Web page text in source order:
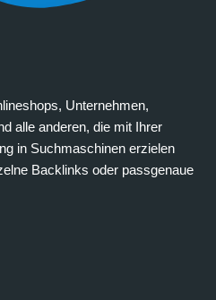
Unternehmen,
alle anderen, die mit Ihrer
in Suchmaschinen erzielen
Backlinks oder passgenaue